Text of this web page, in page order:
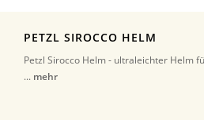
PETZL SIROCCO HELM
Petzl Sirocco Helm - ultraleichter Helm
... mehr